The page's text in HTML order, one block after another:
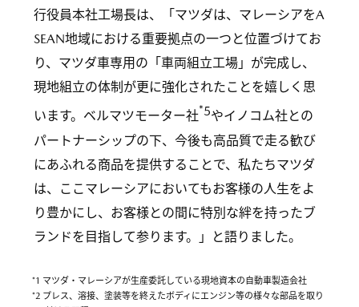
行役員本社工場長は、「マツダは、マレーシアをA
SEAN地域における重要拠点の一つと位置づけてお
り、マツダ車専用の「車両組立工場」が完成し、
現地組立の体制が更に強化されたことを嬉しく思
います。ベルマツモーター社*5やイノコム社との
パートナーシップの下、今後も高品質で走る歓び
にあふれる商品を提供することで、私たちマツダ
は、ここマレーシアにおいてもお客様の人生をよ
り豊かにし、お客様との間に特別な絆を持ったブ
ランドを目指して参ります。」と語りました。
*1 マツダ・マレーシアが生産委託している現地資本の自動車製造会社
*2 プレス、溶接、塗装等を終えたボディにエンジン等の様々な部品を取り